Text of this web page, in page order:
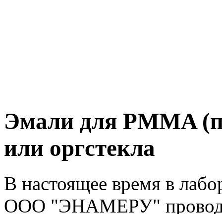
Эмали для PMMA
или оргстекла
В настоящее время в
ООО "ЭНАМЕРУ"